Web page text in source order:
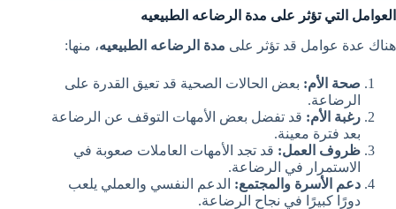
العوامل التي تؤثر على مدة الرضاعه الطبيعيه
هناك عدة عوامل قد تؤثر على مدة الرضاعه الطبيعيه، منها:
صحة الأم: بعض الحالات الصحية قد تعيق القدرة على
الرضاعة.
رغبة الأم: قد تفضل بعض الأمهات التوقف عن الرضاعة
بعد فترة معينة.
ظروف العمل: قد تجد الأمهات العاملات صعوبة في
الاستمرار في الرضاعة.
دعم الأسرة والمجتمع: الدعم النفسي والعملي يلعب
دورًا كبيرًا في نجاح الرضاعة.